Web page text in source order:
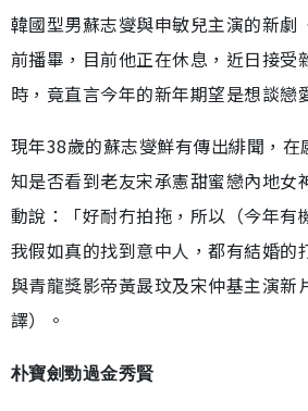
韓國型男蘇志燮與申敏兒主演的新劇
前播畢，目前他正在休息，近日接受
時，竟直言今年的新年期望是想談戀
現年38歲的蘇志燮鮮有傳出緋聞，在
知是否看到老友宋承憲甜蜜戀內地女
動說：「好耐冇拍拖，所以（今年有
我假如真的找到意中人，都有結婚的
與青龍獎影帝黃晸玟及宋仲基主演新
譯）。
朴寶劍勁過金秀賢